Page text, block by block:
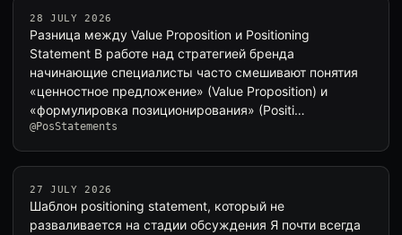
28 JULY 2026
Разница между Value Proposition и Positioning
Statement В работе над стратегией бренда
начинающие специалисты часто смешивают понятия
«ценностное предложение» (Value Proposition) и
«формулировка позиционирования» (Positi…
@PosStatements
27 JULY 2026
Шаблон positioning statement, который не
разваливается на стадии обсуждения Я почти всегда